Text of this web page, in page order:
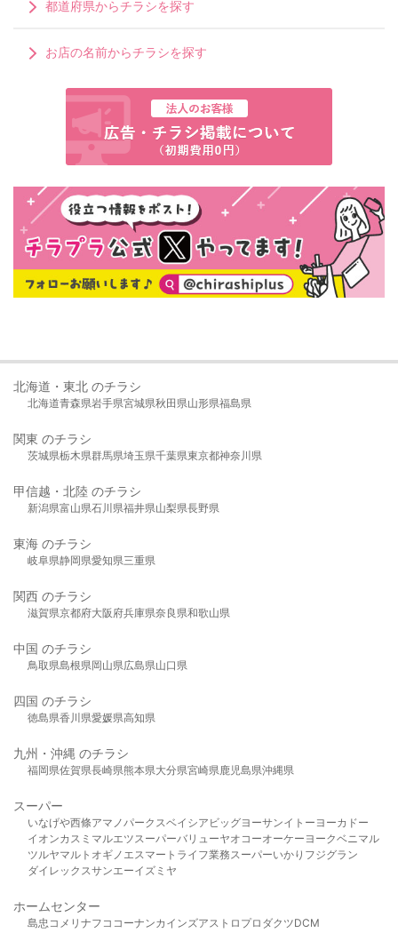
都道府県からチラシを探す
お店の名前からチラシを探す
北海道・東北 のチラシ
北海道青森県岩手県宮城県秋田県山形県福島県
関東 のチラシ
茨城県栃木県群馬県埼玉県千葉県東京都神奈川県
甲信越・北陸 のチラシ
新潟県富山県石川県福井県山梨県長野県
東海 のチラシ
岐阜県静岡県愛知県三重県
関西 のチラシ
滋賀県京都府大阪府兵庫県奈良県和歌山県
中国 のチラシ
鳥取県島根県岡山県広島県山口県
四国 のチラシ
徳島県香川県愛媛県高知県
九州・沖縄 のチラシ
福岡県佐賀県長崎県熊本県大分県宮崎県鹿児島県沖縄県
スーパー
いなげや西條アマノパークスベイシア ビッグヨーサンイトーヨーカドー
イオンカスミ マルエツスーパーバリューヤオコーオーケー ヨークベニマル
ツルヤマルト オギノ エスマート ライフ業務スーパーいかり フジグラン
ダイレックスサンエーイズミヤ
ホームセンター
島忠 コメリ ナフコ コーナンカインズアストロプロダクツDCM